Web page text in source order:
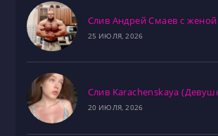
Слив Андрей Смаев с женой
25 ИЮЛЯ, 2026
Слив Karachenskaya
20 ИЮЛЯ, 2026